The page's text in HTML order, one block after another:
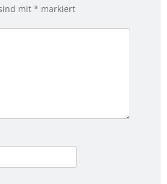
mit * markiert